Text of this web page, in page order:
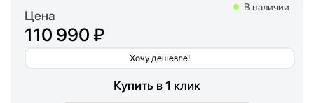
Цена
110 990 ₽
Хочу дешевле!
В наличии
Купить в 1 клик